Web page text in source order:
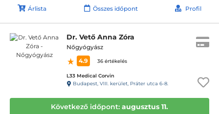
Árlista Összes időpont Profil
Dr. Vető Anna Zóra
Nőgyógyász
4.9
36 értékelés
L33 Medical Corvin
Budapest, VIII. kerület, Práter utca 6-8.
Következő időpont: augusztus 11.